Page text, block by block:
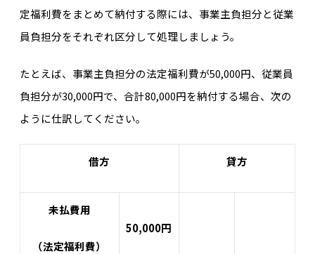
定福利費をまとめて納付する際には、事業主負担分と従業
員負担分をそれぞれ区分して処理しましょう。
たとえば、事業主負担分の法定福利費が50,000円、従業員
負担分が30,000円で、合計80,000円を納付する場合、次の
ように仕訳してください。
借方 貸方
未払費用
（法定福利費）
50,000円